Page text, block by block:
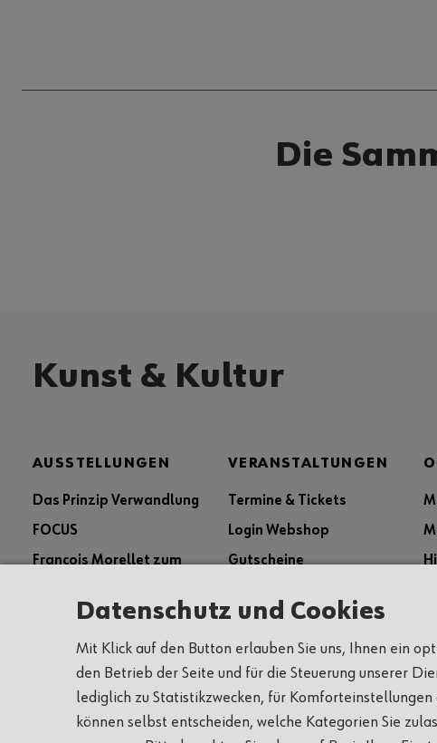
Die
Kunst & Kultur
AUSSTELLUNGEN
Das Prinzip Verwandlung
FOCUS
François Morellet zum
Stella Hamberg
Tierisch was los!
Alte Meister in der
VERANSTALTUNGEN
Termine & Tickets
Login Webshop
Gutscheine
Datenschutz und Cookies
Mit Klick auf den Button erlauben Sie uns, Ihnen ein
den Betrieb der Seite und für die Steuerung unserer
lediglich zu Statistikzwecken, für
können selbst entscheiden, welche Kategorien Sie